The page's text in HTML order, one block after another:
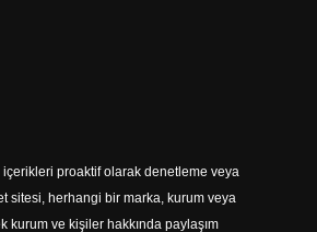
içerikleri proaktif olarak denetleme veya
sitesi, herhangi bir marka, kurum veya
kurum ve kişiler hakkında paylaşım